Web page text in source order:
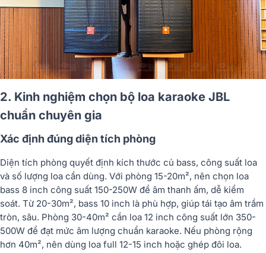
2. Kinh nghiệm chọn bộ loa karaoke JBL
chuẩn chuyên gia
Xác định đúng diện tích phòng
Diện tích phòng quyết định kích thước củ bass, công suất loa
và số lượng loa cần dùng. Với phòng 15-20m², nên chọn loa
bass 8 inch công suất 150-250W để âm thanh ấm, dễ kiểm
soát. Từ 20-30m², bass 10 inch là phù hợp, giúp tái tạo âm trầm
tròn, sâu. Phòng 30-40m² cần loa 12 inch công suất lớn 350-
500W để đạt mức âm lượng chuẩn karaoke. Nếu phòng rộng
hơn 40m², nên dùng loa full 12-15 inch hoặc ghép đôi loa.